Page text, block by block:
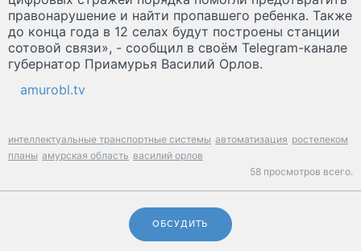
правонарушение и найти пропавшего ребенка. Также
до конца года в 12 селах будут построены станции
сотовой связи», - сообщил в своём Telegram-канале
губернатор Приамурья Василий Орлов.
amurobl.tv
интеллектуальные транспортные системы автоматизация ростелеком
планы амурская область василий орлов
58 просмотров всего.
ОБСУДИТЬ